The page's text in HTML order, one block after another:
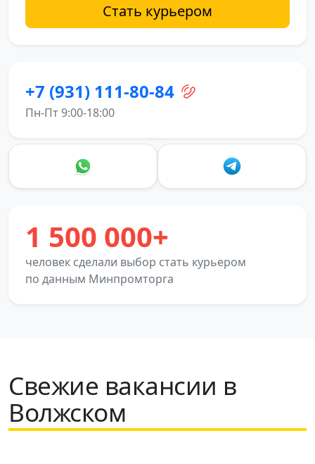
Стать курьером
+7 (931) 111-80-84
Пн-Пт 9:00-18:00
1 500 000+
человек сделали выбор стать курьером
по данным Минпромторга
Свежие вакансии в
Волжском